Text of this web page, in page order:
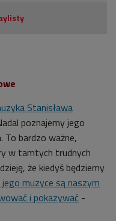
Stanisława
poznajemy jego
To bardzo ważne,
w tamtych trudnych
że kiedyś będziemy
muzyce są naszym
i pokazywać -